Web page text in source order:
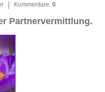
Kommentare: 0
Partnervermittlung.